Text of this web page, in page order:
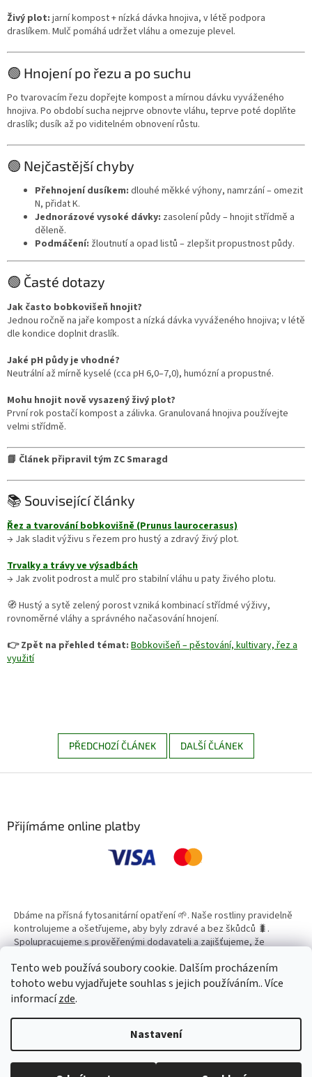
Tento web používá soubory cookie. Dalším procházením
tohoto webu vyjadřujete souhlas s jejich používáním.. Více
informacízde.
Nastavení
Živý plot: jarní kompost + nízká dávka hnojiva, v létě podpora
draslíkem. Mulč pomáhá udržet vláhu a omezuje plevel.
🟢 Hnojení po řezu a po suchu
Po tvarovacím řezu dopřejte kompost a mírnou dávku vyváženého
hnojiva. Po období sucha nejprve obnovte vláhu, teprve poté doplňte
draslík; dusík až po viditelném obnovení růstu.
🟢 Nejčastější chyby
Přehnojení dusíkem: dlouhé měkké výhony, namrzání – omezit
N, přidat K.
Jednorázové vysoké dávky: zasolení půdy – hnojit střídmě a
děleně.
Podmáčení: žloutnutí a opad listů – zlepšit propustnost půdy.
🟢 Časté dotazy
Jak často bobkovišeň hnojit?
Jednou ročně na jaře kompost a nízká dávka vyváženého hnojiva; v létě
dle kondice doplnit draslík.
Jaké pH půdy je vhodné?
Neutrální až mírně kyselé (cca pH 6,0–7,0), humózní a propustné.
Mohu hnojit nově vysazený živý plot?
První rok postačí kompost a zálivka. Granulovaná hnojiva používejte
velmi střídmě.
📘 Článek připravil tým ZC Smaragd
📚 Související články
Řez a tvarování bobkovišně (Prunus laurocerasus)
→ Jak sladit výživu s řezem pro hustý a zdravý živý plot.
Trvalky a trávy ve výsadbách
→ Jak zvolit podrost a mulč pro stabilní vláhu u paty živého plotu.
🧭 Hustý a sytě zelený porost vzniká kombinací střídmé výživy,
rovnoměrné vláhy a správného načasování hnojení.
👉 Zpět na přehled témat: Bobkovišeň – pěstování, kultivary, řez a
využití
PŘEDCHOZÍ ČLÁNEK DALŠÍ ČLÁNEK
Přijímáme online platby
Dbáme na přísná fytosanitární opatření 🌱. Naše rostliny pravidelně
kontrolujeme a ošetřujeme, aby byly zdravé a bez škůdců 🐛.
Spolupracujeme s prověřenými dodavateli a zajišťujeme, že
Copyright 2026Zahradní Centrum SMARAGD. Všechna práva